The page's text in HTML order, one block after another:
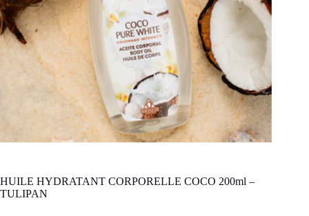
HUILE HYDRATANT CORPORELLE COCO 200ml –
TULIPAN